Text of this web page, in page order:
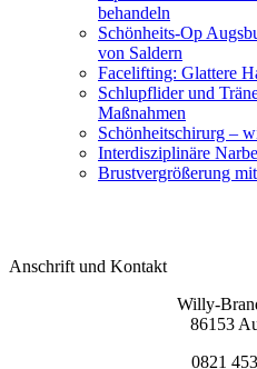
behandeln
Schönheits-Op
von Saldern
Facelifting: Glattere
Schlupflider und
Maßnahmen
Schönheitschirurg –
Interdisziplinäre
Brustvergrößerung
Anschrift und Kontakt
Willy-
86153
0821